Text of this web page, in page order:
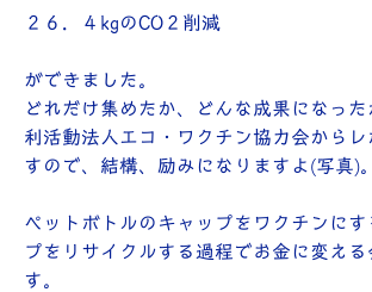
２６．４kgのCO２削減
ができました。
どれだけ集めたか、どんな成果になっ
利活動法人エコ・ワクチン協力会からレ
すので、結構、励みになりますよ(写真)。
ペットボトルのキャップをワクチンにす
プをリサイクルする過程でお金に変え
す。